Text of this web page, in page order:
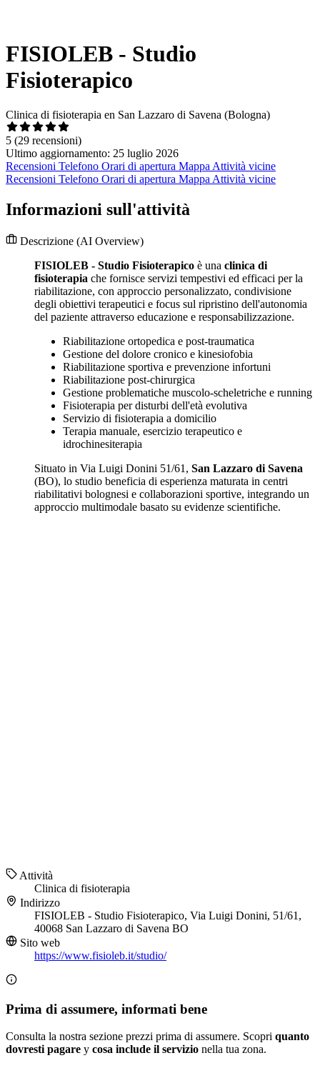
FISIOLEB - Studio
Fisioterapico
Clinica di fisioterapia en San Lazzaro di Savena (Bologna)
5 (29 recensioni)
Ultimo aggiornamento: 25 luglio 2026
Recensioni Telefono Orari di apertura Mappa Attività vicine
Recensioni Telefono Orari di apertura Mappa Attività vicine
Informazioni sull'attività
Descrizione (AI Overview)
FISIOLEB - Studio Fisioterapico è una clinica di
fisioterapia che fornisce servizi tempestivi ed efficaci per la
riabilitazione, con approccio personalizzato, condivisione
degli obiettivi terapeutici e focus sul ripristino dell'autonomia
del paziente attraverso educazione e responsabilizzazione.
Riabilitazione ortopedica e post-traumatica
Gestione del dolore cronico e kinesiofobia
Riabilitazione sportiva e prevenzione infortuni
Riabilitazione post-chirurgica
Gestione problematiche muscolo-scheletriche e running
Fisioterapia per disturbi dell'età evolutiva
Servizio di fisioterapia a domicilio
Terapia manuale, esercizio terapeutico e
idrochinesiterapia
Situato in Via Luigi Donini 51/61, San Lazzaro di Savena
(BO), lo studio beneficia di esperienza maturata in centri
riabilitativi bolognesi e collaborazioni sportive, integrando un
approccio multimodale basato su evidenze scientifiche.
Attività
Clinica di fisioterapia
Indirizzo
FISIOLEB - Studio Fisioterapico, Via Luigi Donini, 51/61,
40068 San Lazzaro di Savena BO
Sito web
https://www.fisioleb.it/studio/
Prima di assumere, informati bene
Consulta la nostra sezione prezzi prima di assumere. Scopri quanto
dovresti pagare y cosa include il servizio nella tua zona.